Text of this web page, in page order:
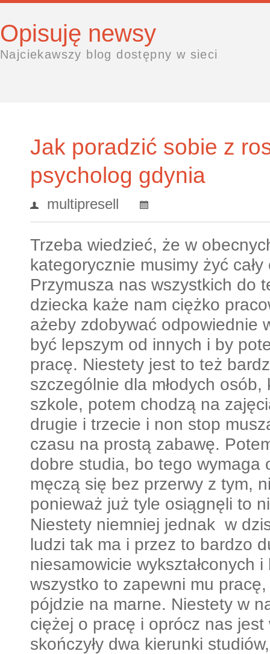
Opisuję newsy
Najciekawszy blog dostępny w sieci
Jak poradzić sobie z
psycholog gdynia
multipresell
Trzeba wiedzieć, że w
kategorycznie musimy żyć
Przymusza nas wszystkich do
dziecka każe nam ciężko
ażeby zdobywać odpowiednie
być lepszym od innych i by
pracę. Niestety jest to też
szczególnie dla młodych
szkole, potem chodzą na
drugie i trzecie i non stop
czasu na prostą zabawę.
dobre studia, bo tego wymaga
męczą się bez przerwy z tym,
ponieważ już tyle osiągnęli to
Niestety niemniej jednak w
ludzi tak ma i przez to bardzo
niesamowicie wykształconych
wszystko to zapewni mu pracę,
pójdzie na marne. Niestety w
ciężej o pracę i oprócz nas
skończyły dwa kierunki